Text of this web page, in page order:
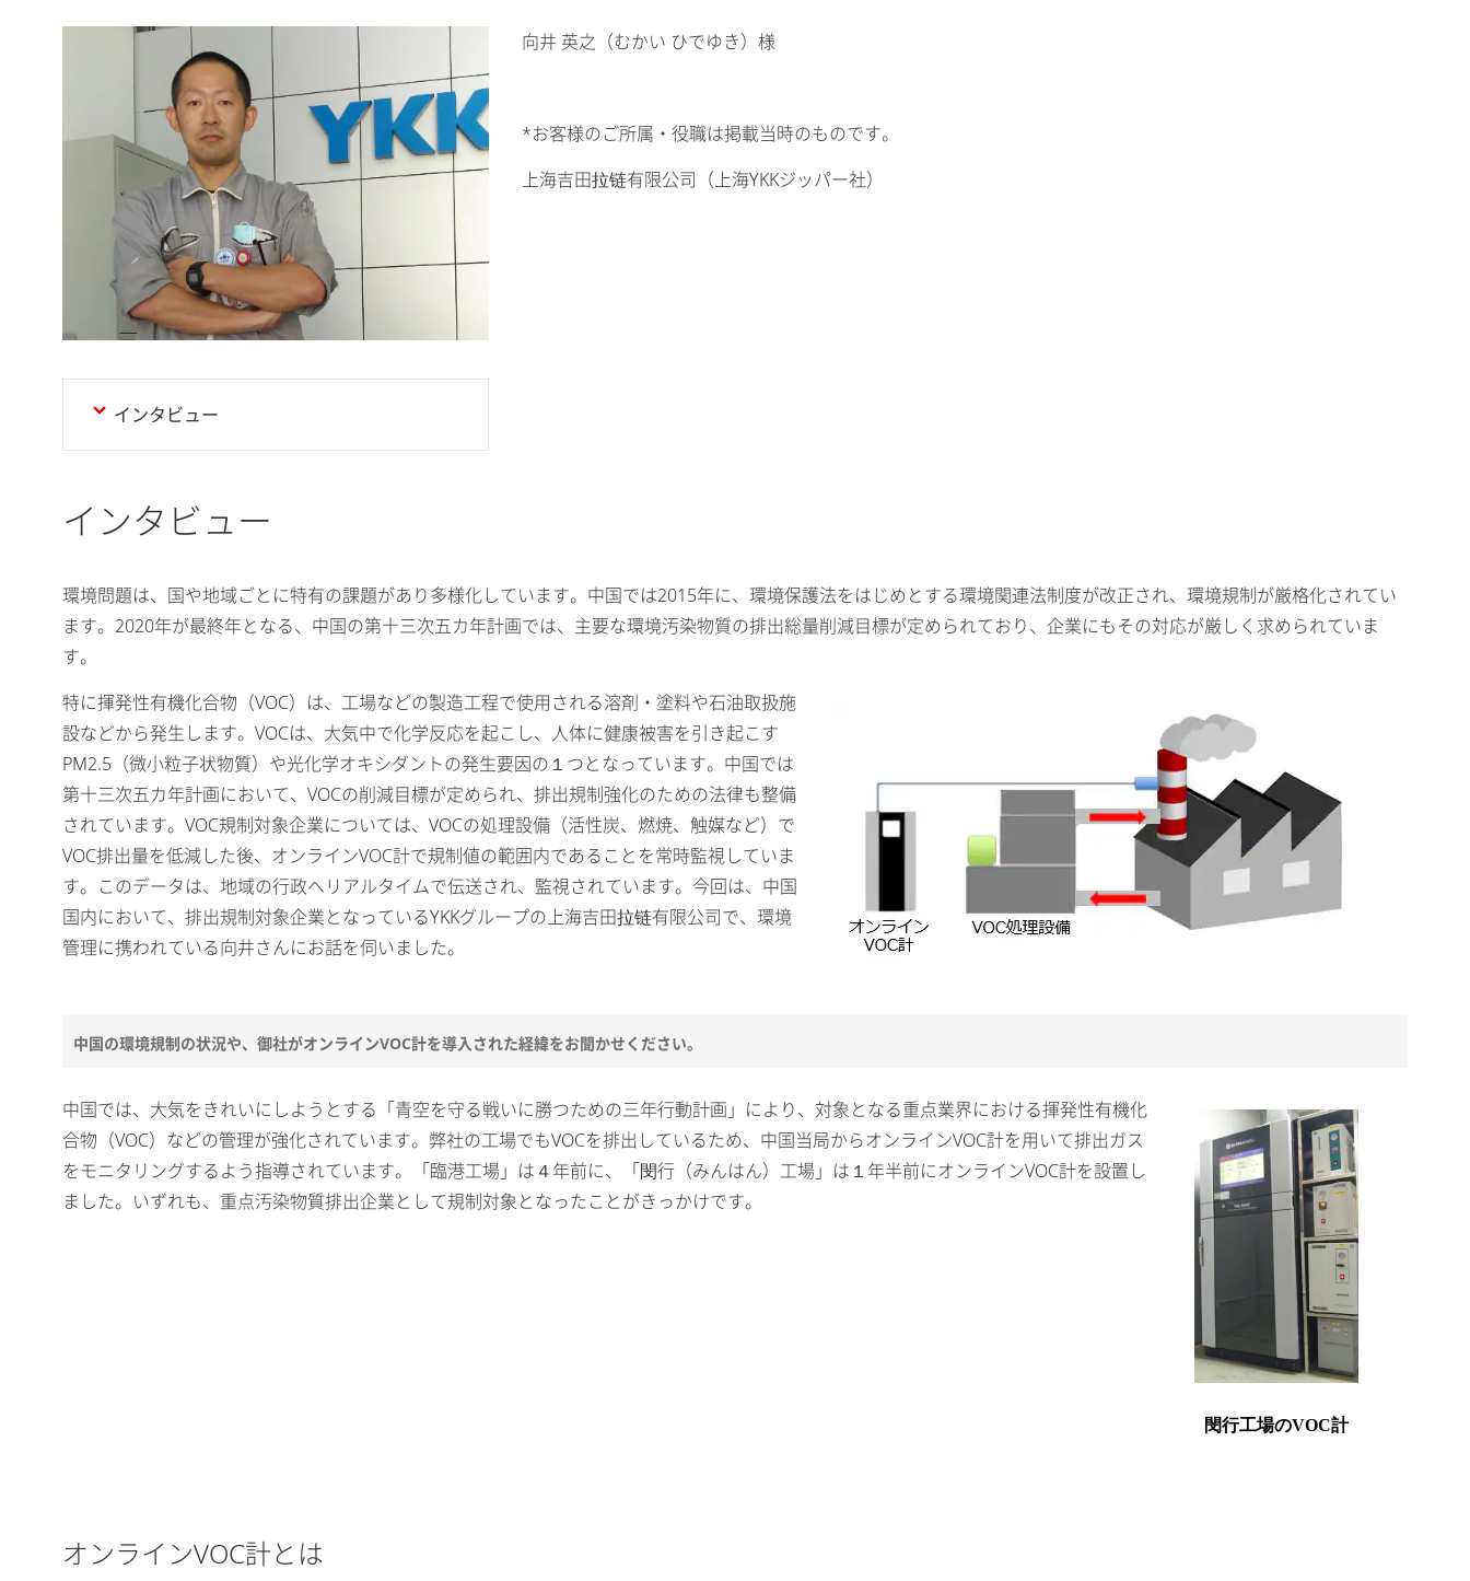
向井 英之（むかい ひでゆき）様
*お客様のご所属・役職は掲載当時のものです。
上海吉田拉链有限公司（上海YKKジッパー社）
インタビュー
インタビュー
環境問題は、国や地域ごとに特有の課題があり多様化しています。中国では2015年に、環境保護法をはじめとする環境関連法制度が改正され、環境規制が厳格化されてい
ます。2020年が最終年となる、中国の第十三次五カ年計画では、主要な環境汚染物質の排出総量削減目標が定められており、企業にもその対応が厳しく求められていま
す。
特に揮発性有機化合物（VOC）は、工場などの製造工程で使用される溶剤・塗料や石油取扱施
設などから発生します。VOCは、大気中で化学反応を起こし、人体に健康被害を引き起こす
PM2.5（微小粒子状物質）や光化学オキシダントの発生要因の１つとなっています。中国では
第十三次五カ年計画において、VOCの削減目標が定められ、排出規制強化のための法律も整備
されています。VOC規制対象企業については、VOCの処理設備（活性炭、燃焼、触媒など）で
VOC排出量を低減した後、オンラインVOC計で規制値の範囲内であることを常時監視していま
す。このデータは、地域の行政へリアルタイムで伝送され、監視されています。今回は、中国
国内において、排出規制対象企業となっているYKKグループの上海吉田拉链有限公司で、環境
管理に携われている向井さんにお話を伺いました。
中国の環境規制の状況や、御社がオンラインVOC計を導入された経緯をお聞かせください。
閔行工場のVOC計
中国では、大気をきれいにしようとする「青空を守る戦いに勝つための三年行動計画」により、対象となる重点業界における揮発性有機化
合物（VOC）などの管理が強化されています。弊社の工場でもVOCを排出しているため、中国当局からオンラインVOC計を用いて排出ガス
をモニタリングするよう指導されています。「臨港工場」は４年前に、「閔行（みんはん）工場」は１年半前にオンラインVOC計を設置し
ました。いずれも、重点汚染物質排出企業として規制対象となったことがきっかけです。
オンラインVOC計とは